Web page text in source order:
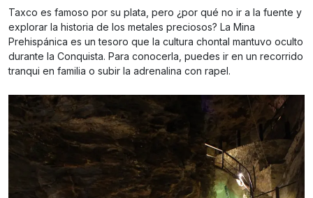
Taxco es famoso por su plata, pero ¿por qué no ir a la fuente y
explorar la historia de los metales preciosos? La Mina
Prehispánica es un tesoro que la cultura chontal mantuvo oculto
durante la Conquista. Para conocerla, puedes ir en un recorrido
tranqui en familia o subir la adrenalina con rapel.